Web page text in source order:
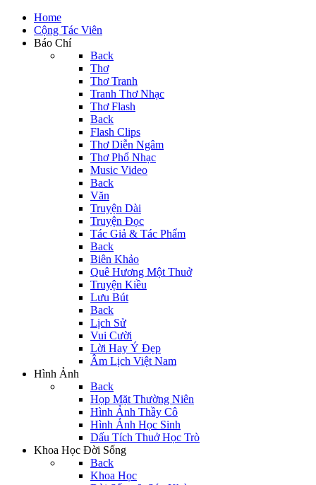
Home
Cộng Tác Viên
Báo Chí
Back
Thơ
Thơ Tranh
Tranh Thơ Nhạc
Thơ Flash
Back
Flash Clips
Thơ Diễn Ngâm
Thơ Phổ Nhạc
Music Video
Back
Văn
Truyện Dài
Truyện Đọc
Tác Giả & Tác Phẩm
Back
Biên Khảo
Quê Hương Một Thuở
Truyện Kiều
Lưu Bút
Back
Lịch Sử
Vui Cười
Lời Hay Ý Đẹp
Âm Lịch Việt Nam
Hình Ảnh
Back
Họp Mặt Thường Niên
Hình Ảnh Thầy Cô
Hình Ảnh Học Sinh
Dấu Tích Thuở Học Trò
Khoa Học Đời Sống
Back
Khoa Học